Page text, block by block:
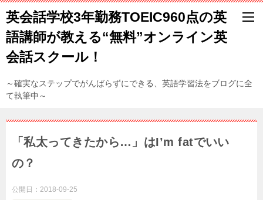
英会話学校3年勤務TOEIC960点の英
語講師が教える“無料”オンライン英
会話スクール！
～確実なステップでがんばらずにできる、英語学習法をブログに全
て執筆中～
「私太ってきたから…」はI’m fatでいい
の？
公開日： 2018-09-25